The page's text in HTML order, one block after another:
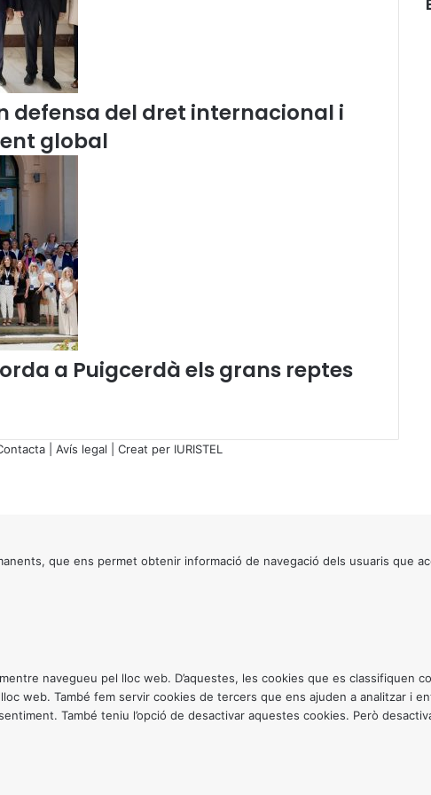
defensa del dret internacional i
global
a Puigcerdà els grans reptes
Avís legal | Creat per IURISTEL
que ens permet obtenir informació de navegació dels usuaris que
navegueu pel lloc web. D’aquestes, les cookies que es classifiquen
web. També fem servir cookies de tercers que ens ajuden a analitzar i
També teniu l’opció de desactivar aquestes cookies. Però